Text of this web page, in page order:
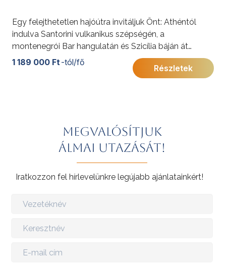
Egy felejthetetlen hajóútra invitáljuk Önt: Athéntól
indulva Santorini vulkanikus szépségén, a
montenegrói Bar hangulatán és Szicília báján át
egészen Barcelona vibráló világáig.
1 189 000 Ft -tól/fő
Részletek
Megvalósítjuk
álmai utazását!
Iratkozzon fel hírlevelünkre legújabb ajánlatainkért!